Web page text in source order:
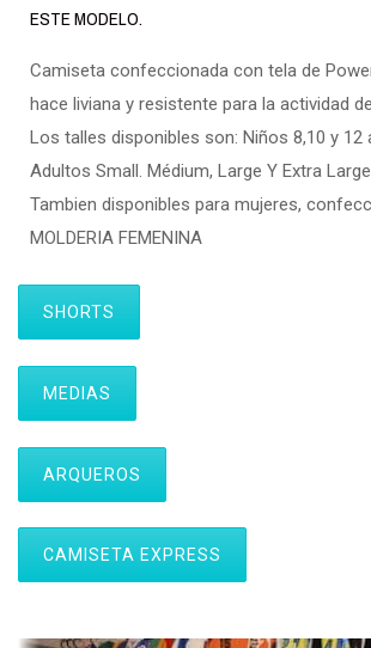
ESTE MODELO.
Camiseta confeccionada con tela de
hace liviana y resistente para la actividad
Los talles disponibles son: Niños 8,10 y 12
Adultos Small. Médium, Large Y Extra
Tambien disponibles para mujeres,
MOLDERIA FEMENINA
SHORTS
MEDIAS
ARQUEROS
CAMISETA EXPRESS